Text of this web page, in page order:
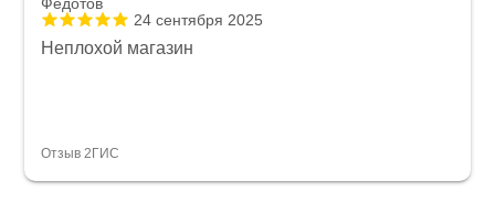
24 сентября 2025
Неплохой магазин
Отзыв 2ГИС